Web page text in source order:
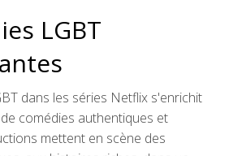
LGBT
dans les séries Netflix s'enrichit
comédies authentiques et
mettent en scène des